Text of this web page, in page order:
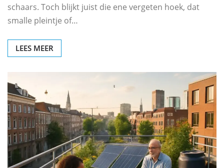
schaars. Toch blijkt juist die ene vergeten hoek, dat
smalle pleintje of…
LEES MEER